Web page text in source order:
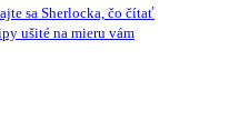
sa Sherlocka, čo čítať
ušité na mieru vám